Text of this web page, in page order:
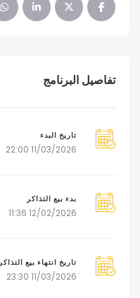
تفاصيل البرنامج
تاريخ البدء
11/03/2026 22:00
بدء بيع التذاكر
12/02/2026 11:36
تاريخ انتهاء بيع التذاكر
11/03/2026 23:30